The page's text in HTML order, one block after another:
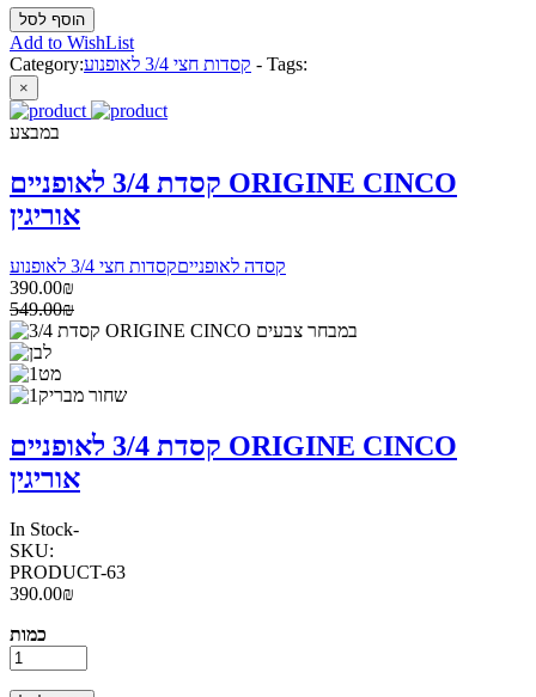
Add to WishList
Category:
קסדות חצי 3/4 לאופנוע - Tags:
×
במבצע
קסדת 3/4 לאופניים ORIGINE CINCO
אוריגין
קסדה לאופנייםקסדות חצי 3/4 לאופנוע
390.00₪
549.00₪
קסדת 3/4 לאופניים ORIGINE CINCO
אוריגין
In Stock-
SKU:
PRODUCT-63
390.00₪
כמות